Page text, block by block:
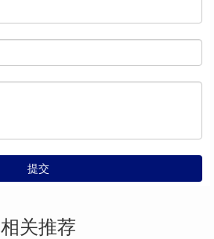
提交
相关推荐